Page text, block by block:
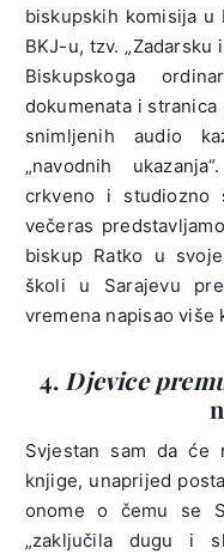
biskupskih komisija u
BKJ-u, tzv. „Zadarsku
Biskupskoga
dokumenata i
snimljenih audio
„navodnih
crkveno i studiozno
večeras
biskup Ratko u
školi u Sarajevu
vremena napisao više
4. Djevice
Svjestan sam da će
knjige, unaprijed
onome o čemu se
„zaključila dugu i